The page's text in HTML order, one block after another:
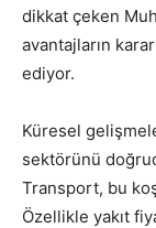
dikkat çeken
avantajların
ediyor.
Küresel
sektörünü
Transport, bu
Özellikle yakıt